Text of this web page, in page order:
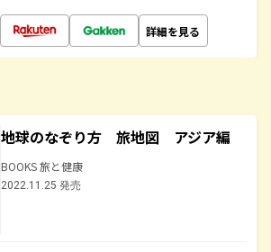
詳細を見る
地球のなぞり方 旅地図 アジア編
BOOKS 旅と健康
2022.11.25 発売